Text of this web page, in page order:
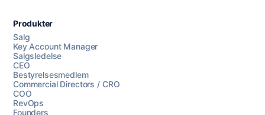
Produkter
Salg
Key Account Manager
Salgsledelse
CEO
Bestyrelsesmedlem
Commercial Directors / CRO
COO
RevOps
Founders